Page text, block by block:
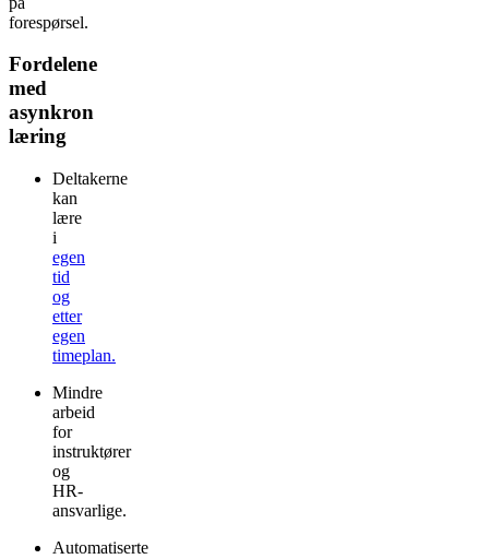
forespørsel.
Fordelene
med
asynkron
læring
Deltakerne
kan
lære
i
egen
tid
og
etter
egen
timeplan.
Mindre
arbeid
for
instruktører
og
HR-
ansvarlige.
Automatiserte